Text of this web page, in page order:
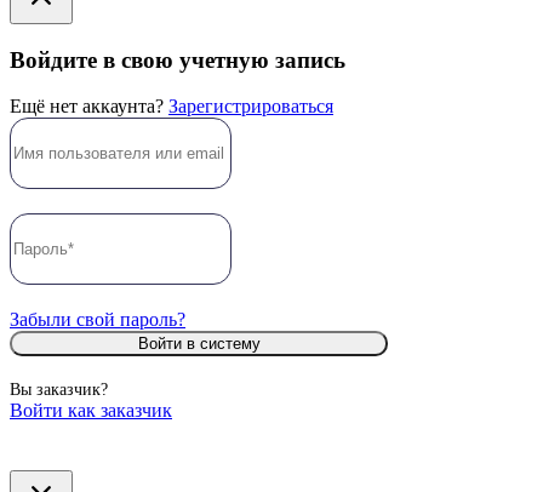
Войдите в свою учетную запись
Ещё нет аккаунта? Зарегистрироваться
Забыли свой пароль?
Войти в систему
Вы заказчик?
Войти как заказчик